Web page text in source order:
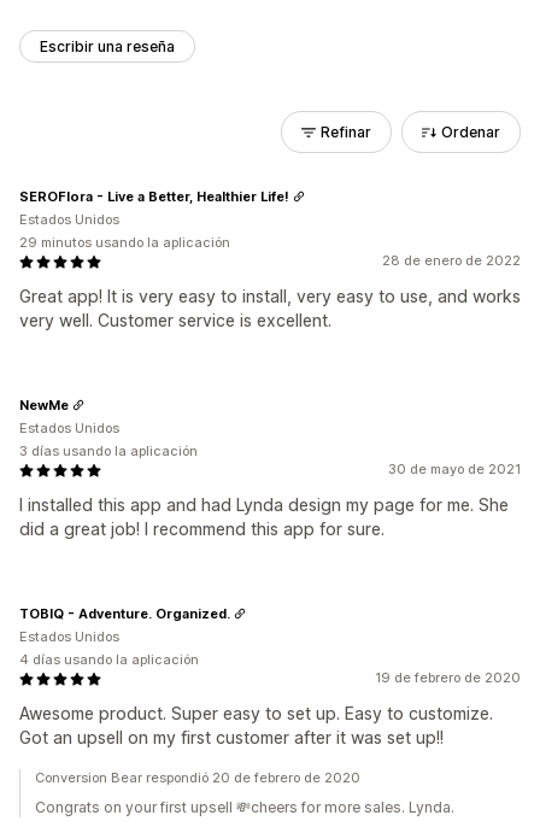
Escribir una reseña
Refinar Ordenar
28 de enero de 2022
Great app! It is very easy to install, very easy to use, and works
very well. Customer service is excellent.
SEROFlora - Live a Better, Healthier Life!
Estados Unidos
29 minutos usando la aplicación
30 de mayo de 2021
I installed this app and had Lynda design my page for me. She
did a great job! I recommend this app for sure.
NewMe
Estados Unidos
3 días usando la aplicación
19 de febrero de 2020
Awesome product. Super easy to set up. Easy to customize.
Got an upsell on my first customer after it was set up!!
TOBIQ - Adventure. Organized.
Estados Unidos
4 días usando la aplicación
Conversion Bear respondió 20 de febrero de 2020
Congrats on your first upsell 💸cheers for more sales. Lynda.